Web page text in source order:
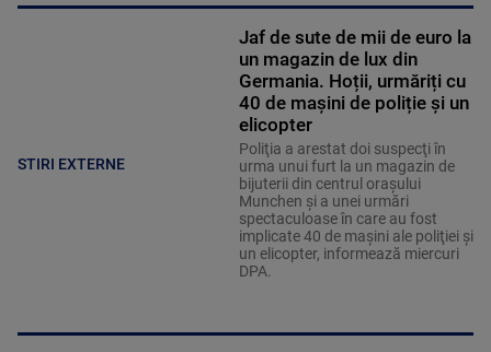
STIRI EXTERNE
Jaf de sute de mii de euro la
un magazin de lux din
Germania. Hoții, urmăriți cu
40 de mașini de poliție și un
elicopter
Poliţia a arestat doi suspecţi în
urma unui furt la un magazin de
bijuterii din centrul oraşului
Munchen şi a unei urmări
spectaculoase în care au fost
implicate 40 de maşini ale poliţiei şi
un elicopter, informează miercuri
DPA.